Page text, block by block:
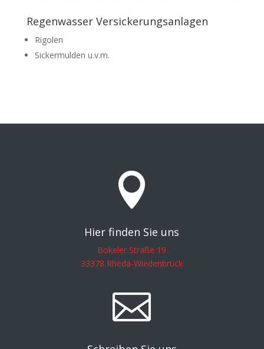
Regenwasser Versickerungsanlagen
Rigolen
Sickermulden u.v.m.

Hier finden Sie uns
Bokeler Straße 19
33378 Rheda-Wiedenbrück
